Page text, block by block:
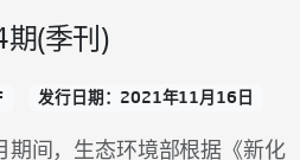
(季刊)
发行日期：2021年11月16日
期间，生态环境部根据《新化